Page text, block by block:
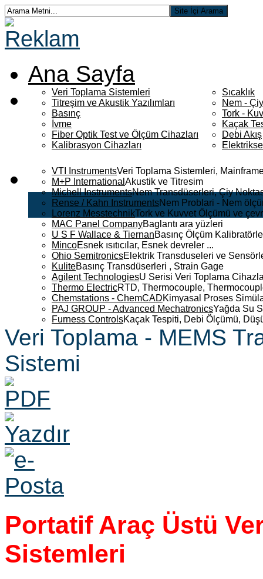
Ana Sayfa
Veri Toplama Sistemleri
Titreşim ve Akustik Yazılımları
Basınç
İvme
Fiber Optik Test ve Ölçüm Cihazları
Kalibrasyon Cihazları
Sıcaklık
Nem -
Tork -
Kaçak
Debi Akış
VTI InstrumentsVeri Toplama Sistemleri,
M+P International Akustik ve Titresim
Michell InstrumentsNem Transdüserleri, Çiy
Rense / Kahn InstrumentsNem Problari - Nem
Lorenz MesstechnikTork ve Kuvvet Ölçümü ve
MAC Panel CompanyBaglantı ara yüzleri
U S F Wallace & TiernanBasınç Ölçüm
MincoEsnek ısıtıcılar, Esnek devreler ...
Ohio SemitronicsElektrik Transduseleri ve
KuliteBasınç Transdüserleri , Strain Gage
Agilent TechnologiesU Serisi Veri Toplama
Thermo ElectricRTD, Thermocouple,
Chemstations - ChemCADKimyasal Proses
PAJ GROUP - Advanced MechatronicsYağda Su
Furness ControlsKaçak Tespiti, Debi Ölçümü,
Veri Toplama - MEMS
Sistemi
Portatif Araç Üstü
Sistemleri